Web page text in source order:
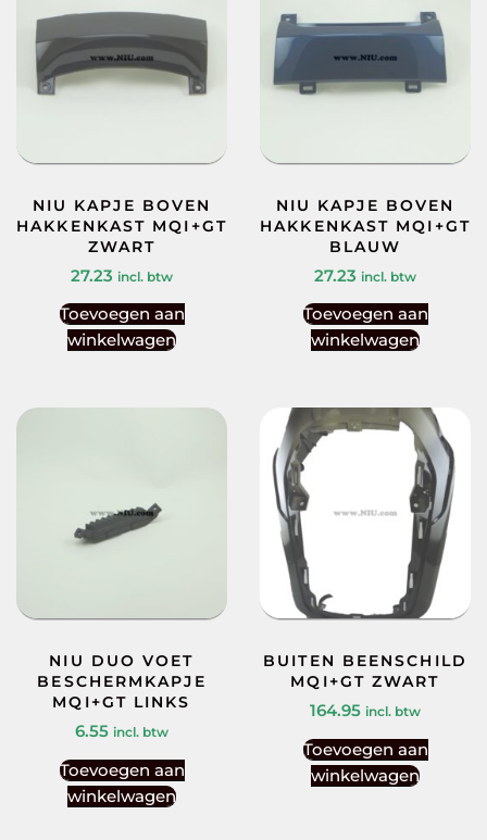
NIU KAPJE BOVEN
HAKKENKAST MQI+GT
ZWART
27.23 incl. btw
Toevoegen aan
winkelwagen
NIU KAPJE BOVEN
HAKKENKAST MQI+GT
BLAUW
27.23 incl. btw
Toevoegen aan
winkelwagen
NIU DUO VOET
BESCHERMKAPJE
MQI+GT LINKS
6.55 incl. btw
Toevoegen aan
winkelwagen
BUITEN BEENSCHILD
MQI+GT ZWART
164.95 incl. btw
Toevoegen aan
winkelwagen